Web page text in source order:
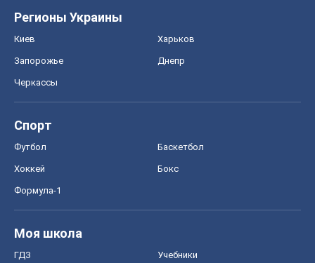
Регионы Украины
Киев Харьков
Запорожье Днепр
Черкассы
Спорт
Футбол Баскетбол
Хоккей Бокс
Формула-1
Моя школа
ГДЗ Учебники